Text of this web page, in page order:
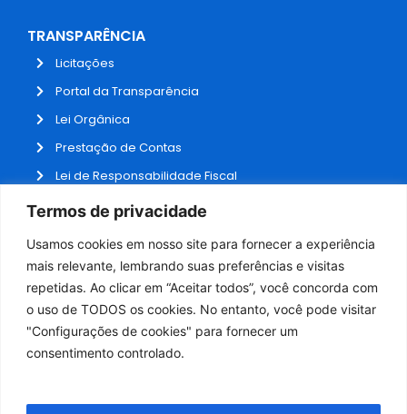
Termos de privacidade
Usamos cookies em nosso site para fornecer a experiência
mais relevante, lembrando suas preferências e visitas
repetidas. Ao clicar em “Aceitar todos”, você concorda com
o uso de TODOS os cookies. No entanto, você pode visitar
"Configurações de cookies" para fornecer um
consentimento controlado.
TRANSPARÊNCIA
Licitações
Portal da Transparência
Lei Orgânica
Prestação de Contas
Lei de Responsabilidade Fiscal
Receitas e Despesas
Fale Conosco
ADMINISTRAÇÃO
Webmail